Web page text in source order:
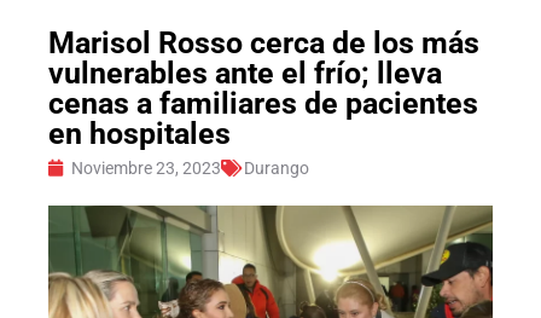
Marisol Rosso cerca de los más
vulnerables ante el frío; lleva
cenas a familiares de pacientes
en hospitales
Noviembre 23, 2023 Durango